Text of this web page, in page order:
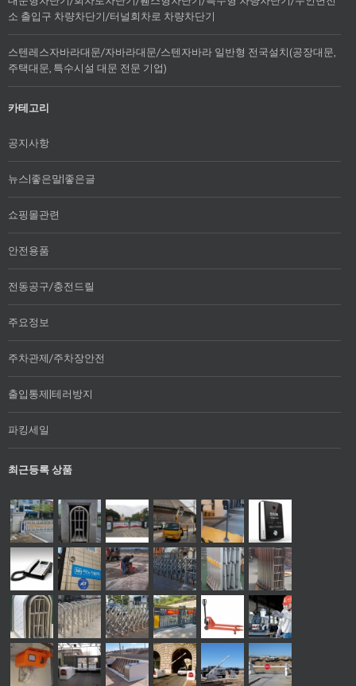
소 출입구 차량차단기/터널회차로 차량차단기
스텐레스자바라대문/자바라대문/스텐자바라 일반형 전국설치(공장대문,
주택대문, 특수시설 대문 전문 기업)
카테고리
공지사항
뉴스|좋은말|좋은글
쇼핑몰관련
안전용품
전동공구/충전드릴
주요정보
주차관제/주차장안전
출입통제|테러방지
파킹세일
최근등록 상품